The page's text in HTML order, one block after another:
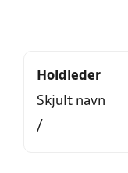
Holdleder
Skjult navn
/